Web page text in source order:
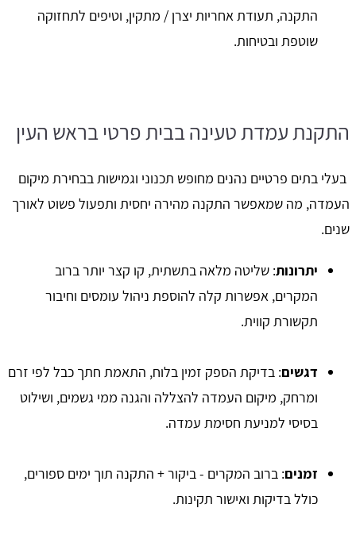
התקנה, תעודת אחריות יצרן / מתקין, וטיפים לתחזוקה
שוטפת ובטיחות.
התקנת עמדת טעינה בבית פרטי בראש העין
בעלי בתים פרטיים נהנים מחופש תכנוני וגמישות בבחירת מיקום
העמדה, מה שמאפשר התקנה מהירה יחסית ותפעול פשוט לאורך
שנים.
יתרונות: שליטה מלאה בתשתית, קו קצר יותר ברוב
המקרים, אפשרות קלה להוספת ניהול עומסים וחיבור
תקשורת קווית.
דגשים: בדיקת הספק זמין בלוח, התאמת חתך כבל לפי זרם
ומרחק, מיקום העמדה להצללה והגנה ממי גשמים, ושילוט
בסיסי למניעת חסימת עמדה.
זמנים: ברוב המקרים - ביקור + התקנה תוך ימים ספורים,
כולל בדיקות ואישור תקינות.